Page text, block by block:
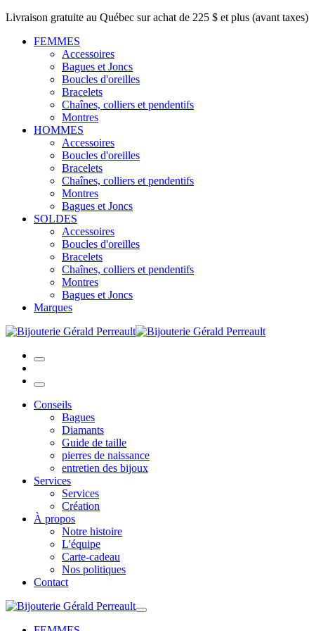
Livraison gratuite au Québec sur achat de 225 $ et plus (avant taxes)
FEMMES
Accessoires
Bagues et Joncs
Boucles d'oreilles
Bracelets
Chaînes, colliers et pendentifs
Montres
HOMMES
Accessoires
Boucles d'oreilles
Bracelets
Chaînes, colliers et pendentifs
Montres
Bagues et Joncs
SOLDES
Accessoires
Boucles d'oreilles
Bracelets
Chaînes, colliers et pendentifs
Montres
Bagues et Joncs
Marques
Conseils
Bagues
Diamants
Guide de taille
pierres de naissance
entretien des bijoux
Services
Services
Création
À propos
Notre histoire
L'équipe
Carte-cadeau
Nos politiques
Contact